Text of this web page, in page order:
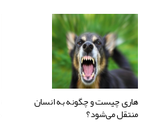
هاری چیست و چگونه به انسان
منتقل می‌شود؟